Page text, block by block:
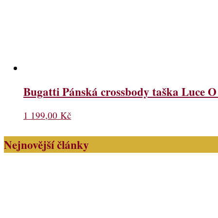
Bugatti Pánská crossbody taška Luce O
1 199,00 Kč
Nejnovější články